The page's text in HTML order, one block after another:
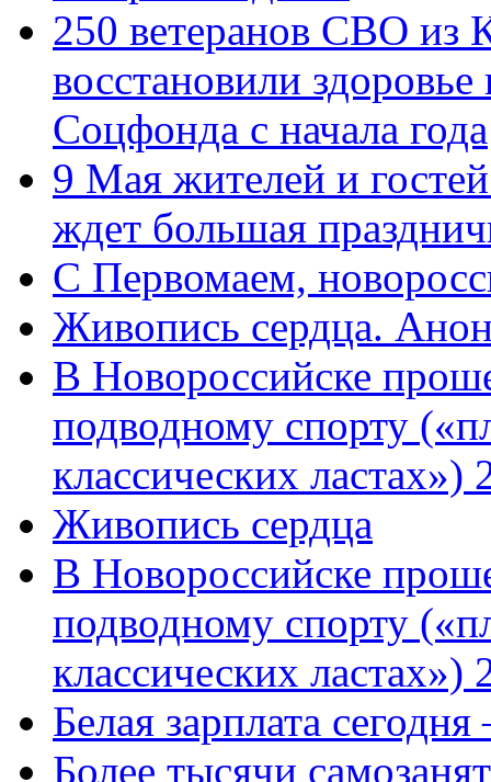
250 ветеранов СВО из
восстановили
Соцфонда с начала года
9 Мая жителей и
ждет большая
C Первомаем,
Живопись сердца.
В Новороссийске
подводному спорту
классических
Живопись сердца
В Новороссийске
подводному спорту
классических ластах»)
Белая зарплата
Более тысячи